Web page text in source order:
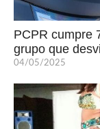
PCPR cumpre
grupo que
04/05/2025